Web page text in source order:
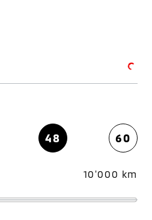
48 60
10'000 km